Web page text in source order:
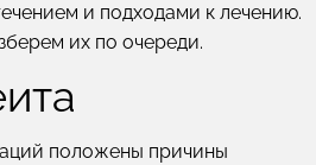
и подходами к лечению.
их по очереди.
положены причины